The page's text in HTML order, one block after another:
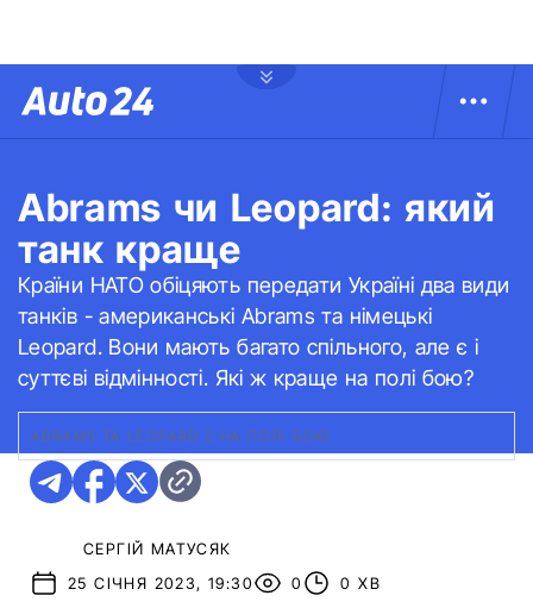
Abrams чи Leopard: який
танк краще
Країни НАТО обіцяють передати Україні два види
танків - американські Abrams та німецькі
Leopard. Вони мають багато спільного, але є і
суттєві відмінності. Які ж краще на полі бою?
ABRAMS ТА LEOPARD 2 НА ПОЛІ БОЮ
СЕРГІЙ МАТУСЯК
25 СІЧНЯ 2023, 19:30
0 0 ХВ